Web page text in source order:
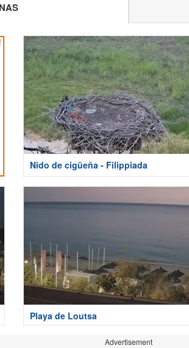
Nido de cigüeña - Filippiada
Playa de Loutsa
Advertisement